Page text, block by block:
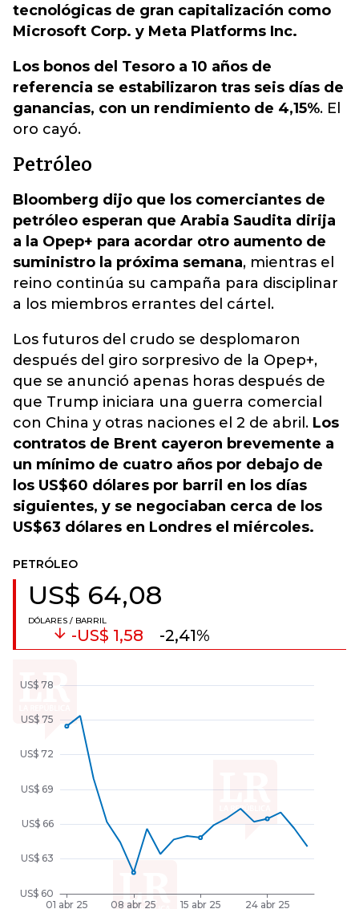
tecnológicas de gran capitalización como
Microsoft Corp. y Meta Platforms Inc.
Los bonos del Tesoro a 10 años de
referencia se estabilizaron tras seis días de
ganancias, con un rendimiento de 4,15%. El
oro cayó.
Petróleo
Bloomberg dijo que los comerciantes de
petróleo esperan que Arabia Saudita dirija
a la Opep+ para acordar otro aumento de
suministro la próxima semana, mientras el
reino continúa su campaña para disciplinar
a los miembros errantes del cártel.
Los futuros del crudo se desplomaron
después del giro sorpresivo de la Opep+,
que se anunció apenas horas después de
que Trump iniciara una guerra comercial
con China y otras naciones el 2 de abril. Los
contratos de Brent cayeron brevemente a
un mínimo de cuatro años por debajo de
los US$60 dólares por barril en los días
siguientes, y se negociaban cerca de los
US$63 dólares en Londres el miércoles.